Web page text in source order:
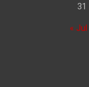
31
« Jul